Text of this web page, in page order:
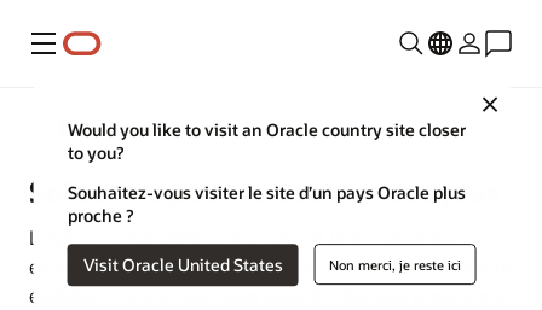
Menu
Close
Would you like to visit an Oracle country site closer
to you?
Souhaitez-vous visiter le site d’un pays Oracle plus
proche ?
Visit Oracle United States Non merci, je reste ici
Media and Entertainment
Solutions pour le secteur des jeux
L'industrie mondiale du jeu connaît une croissance
explosive et ses modèles commerciaux sont en constante
évolution. Oracle peut vous aider à créer une expérience